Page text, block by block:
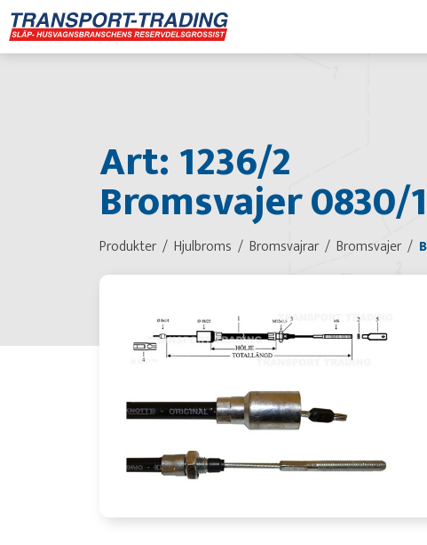
Art: 1236/2
Bromsvajer 0830/
Produkter Hjulbroms Bromsvajrar Bromsvajer